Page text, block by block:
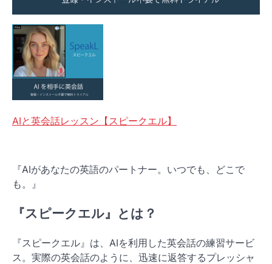
AIと英会話レッスン【スピークエル】
『AIがあなたの英語のパートナー。いつでも、どこで
も。』
『スピークエル』とは？
『スピークエル』は、AIを利用した英会話の練習サービ
ス。実際の英会話のように、迅速に返答するプレッシャ